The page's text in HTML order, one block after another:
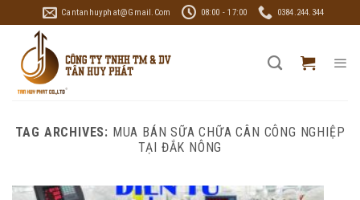
to
content
Cantanhuyphat@gmail.com 08:00 - 17:00 0384.244.344
TAG ARCHIVES: MUA BÁN SỮA CHỮA CÂN CÔNG NGHIỆP
TẠI ĐẮK NÔNG